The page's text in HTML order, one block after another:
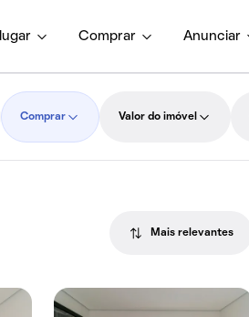
Comprar Anunciar
Comprar Valor do imóvel
Mais relevantes